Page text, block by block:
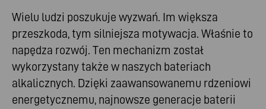
Wielu ludzi poszukuje wyzwań. Im większa
przeszkoda, tym silniejsza motywacja. Właśnie to
napędza rozwój. Ten mechanizm został
wykorzystany także w naszych bateriach
alkalicznych. Dzięki zaawansowanemu rdzeniowi
energetycznemu, najnowsze generacje baterii